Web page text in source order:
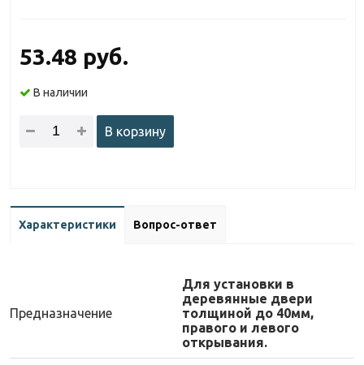
53.48 руб.
В наличии
В корзину
Характеристики Вопрос-ответ
Предназначение
Для установки в
деревянные двери
толщиной до 40мм,
правого и левого
открывания.